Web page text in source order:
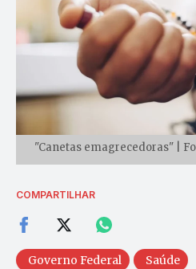
"Canetas emagrecedoras" |
COMPARTILHAR
Governo Federal Saúde